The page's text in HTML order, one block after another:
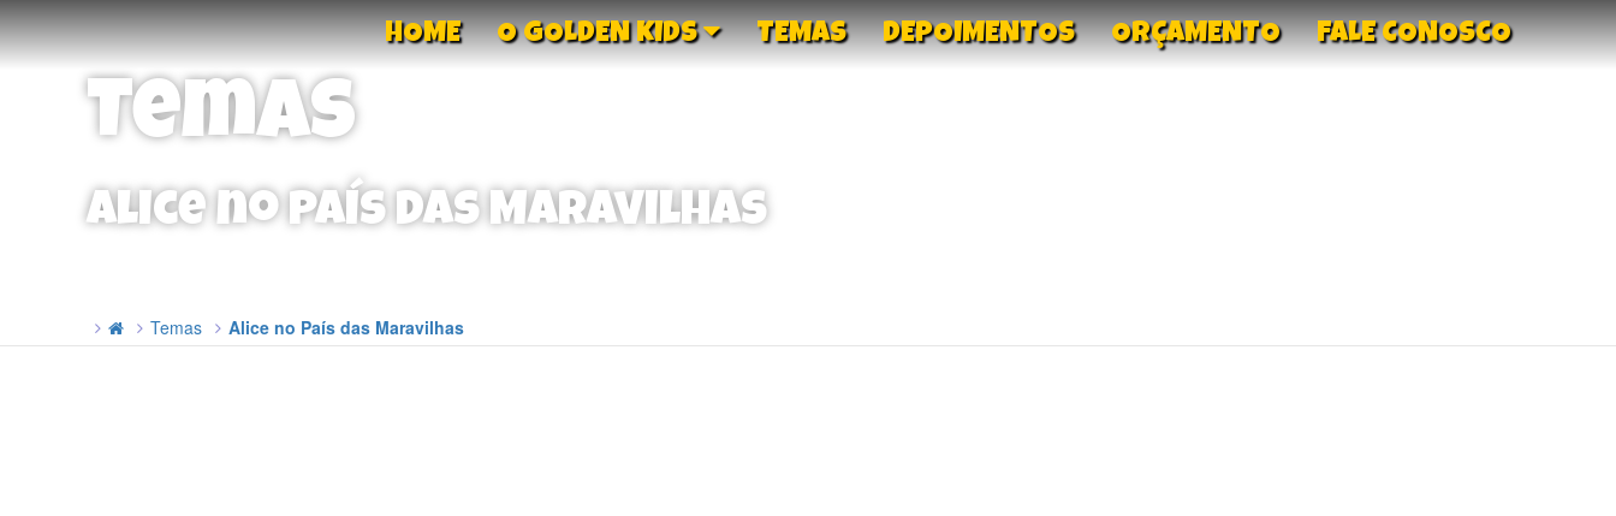
HOME O GOLDEN KIDS TEMAS DEPOIMENTOS ORÇAMENTO FALE CONOSCO
Temas
Alice no País das Maravilhas
Temas Alice no País das Maravilhas